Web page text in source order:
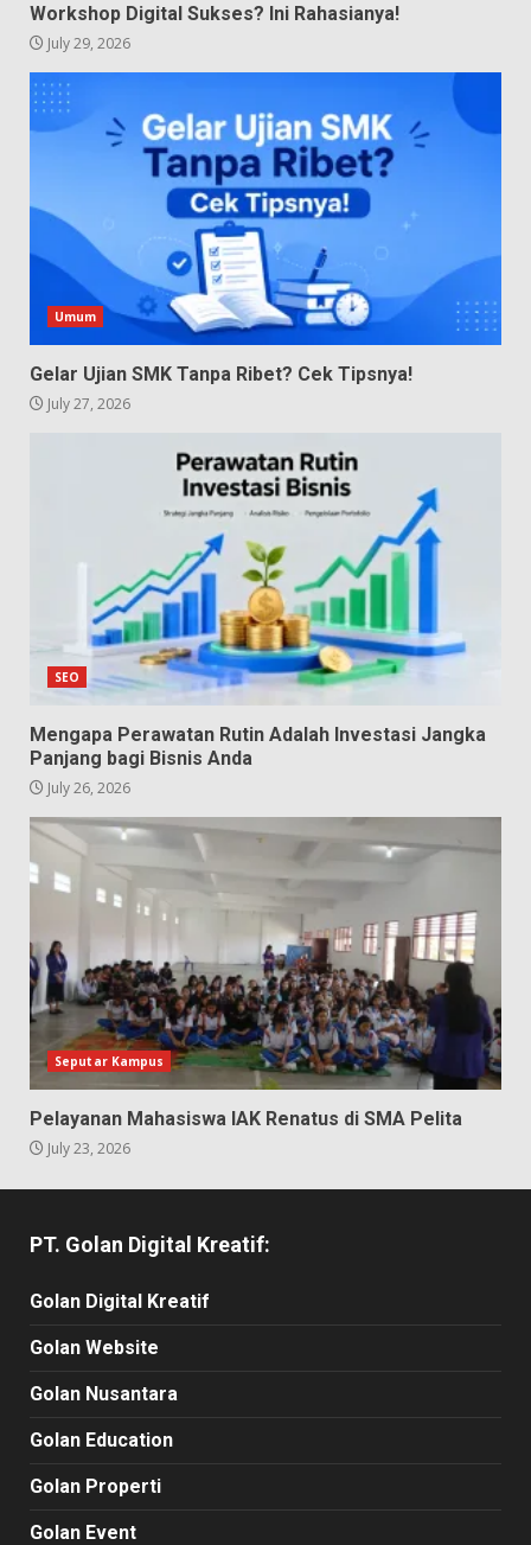
Workshop Digital Sukses? Ini Rahasianya!
July 29, 2026
Umum
Gelar Ujian SMK Tanpa Ribet? Cek Tipsnya!
July 27, 2026
SEO
Mengapa Perawatan Rutin Adalah Investasi Jangka
Panjang bagi Bisnis Anda
July 26, 2026
Seputar Kampus
Pelayanan Mahasiswa IAK Renatus di SMA Pelita
July 23, 2026
PT. Golan Digital Kreatif:
Golan Digital Kreatif
Golan Website
Golan Nusantara
Golan Education
Golan Properti
Golan Event